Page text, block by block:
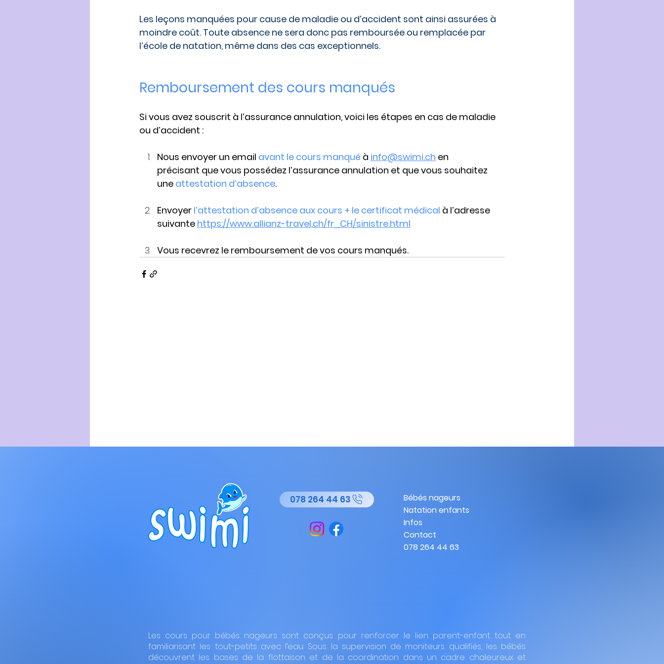
Les leçons manquées pour cause de maladie ou d’accident sont ainsi assurées à
moindre coût. Toute absence ne sera donc pas remboursée ou remplacée par
l’école de natation, même dans des cas exceptionnels.
Remboursement des cours manqués
Si vous avez souscrit à l’assurance annulation, voici les étapes en cas de maladie
ou d’accident :
Nous envoyer un email avant le cours manqué à info@swimi.ch en
précisant que vous possédez l’assurance annulation et que vous souhaitez
une attestation d’absence.
Envoyer l’attestation d’absence aux cours + le certificat médical à l’adresse
suivante https://www.allianz-travel.ch/fr_CH/sinistre.html
Vous recevrez le remboursement de vos cours manqués.
À quoi devez-vous vous
Comment comprendre
078 264 44 63
Bébés nageurs
Natation enfants
Infos
Contact
078 264 44 63
Les cours pour bébés nageurs sont conçus pour renforcer le lien parent-enfant tout en
familiarisant les tout-petits avec l’eau. Sous la supervision de moniteurs qualifiés, les bébés
découvrent les bases de la flottaison et de la coordination dans un cadre chaleureux et